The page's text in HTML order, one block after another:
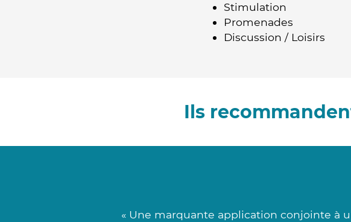
Stimulation
Promenades
Discussion / Loisirs
Ils
« Une marquante application conjointe à